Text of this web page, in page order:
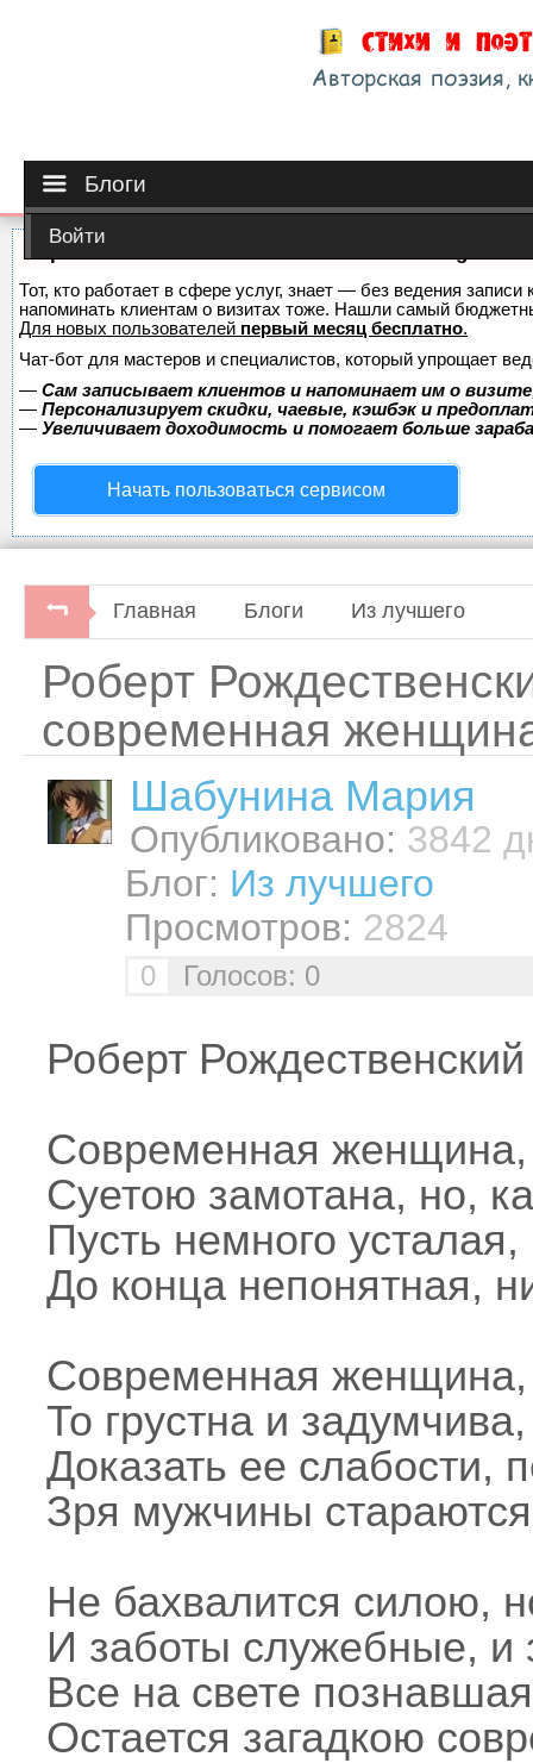
Блоги
Войти
Тот, кто работает в сфере услуг, знает — без ведения
напоминать клиентам о визитах тоже. Нашли самый
Для новых пользователей первый месяц бесплатно.
Чат-бот для мастеров и специалистов, который упрощает
— Сам записывает клиентов и напоминает им о
— Персонализирует скидки, чаевые, кэшбэк и
— Увеличивает доходимость и помогает больше
Начать пользоваться сервисом
Главная Блоги Из лучшего
Роберт
современная
Шабунинa Мария
Опубликовано: 3842
Блог: Из лучшего
Просмотров: 2824
0 Голосов: 0
Роберт Рождественский
Современная
Суетою замотана, но,
Пусть немного
До конца непонятная,
Современная
То грустна и
Доказать ее слабости,
Зря мужчины
Не бахвалится силою,
И заботы служебные, и
Все на свете
Остается загадкою